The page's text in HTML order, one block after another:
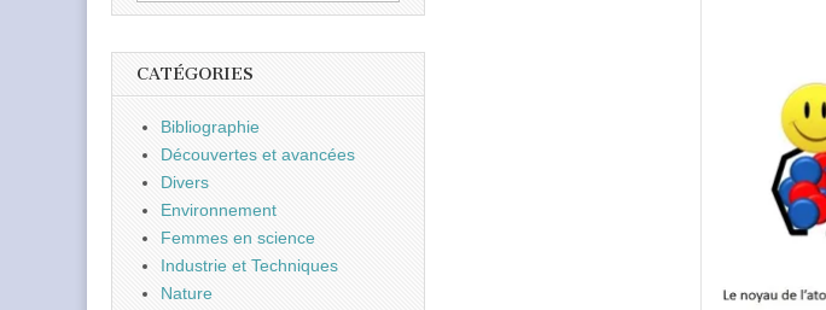
CATÉGORIES
Bibliographie
Découvertes et avancées
Divers
Environnement
Femmes en science
Industrie et Techniques
Nature